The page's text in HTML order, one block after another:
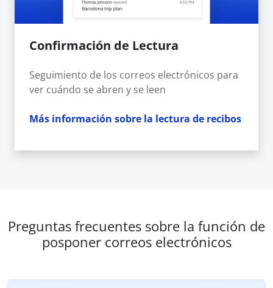
Confirmación de Lectura
Seguimiento de los correos electrónicos para
ver cuándo se abren y se leen
Más información sobre la lectura de recibos
Preguntas frecuentes sobre la función de
posponer correos electrónicos